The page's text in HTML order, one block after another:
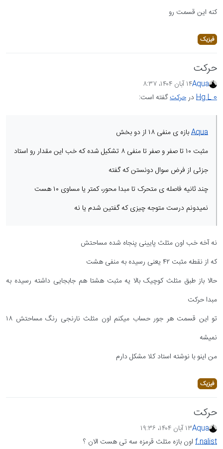
کنه این قسمت رو
فیزیک
حرکت
Aqua۱۴ آبان ۱۴۰۴،‏ ۸:۳۷
Hg L 0 درحرکتگفته است:
Aquaبازه ی منفی ۱۸ از دو بخش
مثبت ۱۰ تا صفر و صفر تا منفی ۸ تشکیل شده که خب این مقدار رو استاد
جزئی از فرض سوال دونستن که گفته
چند ثانیه فاصله ی متحرک تا مبدا محور، کمتر یا مساوی ۱۰ هست
نمیدونم درست متوجه چیزی که گفتین شدم یا نه
نه آخه خب اون مثلث پایینی پنجاه شده مساحتش
که از نقطه مثبت ۴۲ یعنی رسیده به منفی هشت
حالا باز طبق مثلث کوچیک بالا یه مثبت هشتا هم جابجایی داشته رسیده به
مبدا حرکت
تو این قسمت هر جور حساب میکنم اون مثلث نارنجی رنگ مساحتش ۱۸
نمیشه
من اینو با نوشته استاد کلا مشکل دارم
فیزیک
حرکت
Aqua۱۳ آبان ۱۴۰۴،‏ ۱۹:۳۶
f.nalist اون بازه مثلث قرمزه سه تی هست الان ؟